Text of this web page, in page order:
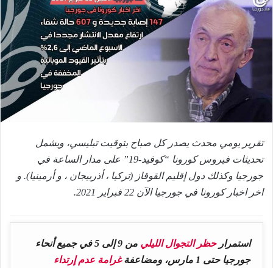
تقرير يومي محدث يصدر كل صباح بتوقيت تبليسي، ويشمل
تحديثات فيروس كورونا “كوفيد-19” على مدار الساعة في
جورجيا وكذلك دول إقليم القوقاز (تركيا ، أذربيجان ، و أرمينيا). و
اخر اخبار كورونا في جورجيا الآن 22 فبراير 2021.
استمرارحظر التجوال الليلي
من 9 إلى 5 في جميع أنحاء
جورجيا حتى 1 مارس، ومضاعفة
غرامة عدم إرتداء